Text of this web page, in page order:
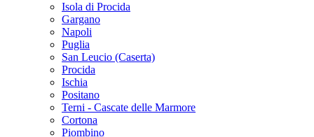
Isola di Procida
Gargano
Napoli
Puglia
San Leucio (Caserta)
Procida
Ischia
Positano
Terni - Cascate delle Marmore
Cortona
Piombino